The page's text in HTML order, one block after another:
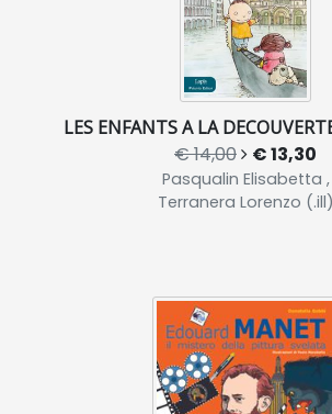
LES ENFANTS A LA
€ 14,00 € 13,30
Pasqualin Elisabetta ,
Terranera Lorenzo (.ill)